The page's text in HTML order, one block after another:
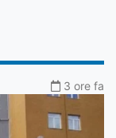
3 ore fa